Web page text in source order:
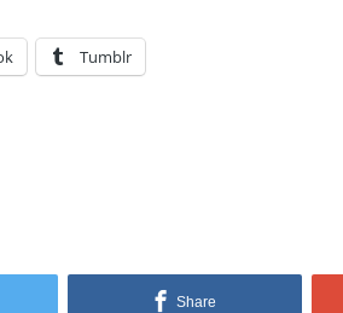
Tumblr
Share